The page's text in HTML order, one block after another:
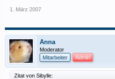
1. März 2007
Anna
Moderator
Mitarbeiter
Admin
Zitat von Sibylle: